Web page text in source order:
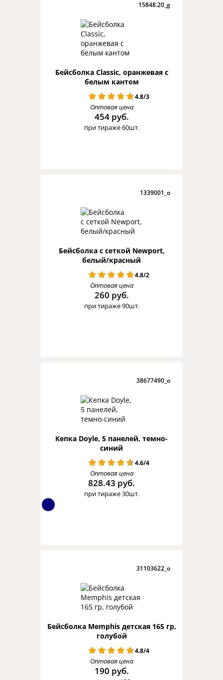
15848.20_g
Бейсболка Classic, оранжевая с
белым кантом
4.8/3
Оптовая цена
454 руб.
при тираже 60шт.
1339001_o
Бейсболка с сеткой Newport,
белый/красный
4.8/2
Оптовая цена
260 руб.
при тираже 90шт.
38677490_o
Кепка Doyle, 5 панелей, темно-
синий
4.6/4
Оптовая цена
828.43 руб.
при тираже 30шт.
31103622_o
Бейсболка Memphis детская 165 гр,
голубой
4.8/4
Оптовая цена
190 руб.